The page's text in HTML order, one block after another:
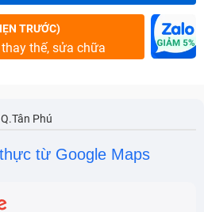
TRƯỚC)
thế, sửa chữa
Q.Tân Phú
từ Google Maps